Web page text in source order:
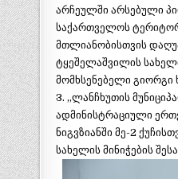
არჩეულში არსებული
საქართველოს
მთლიანობისთვის
ტყეშელაშვილის
მომხსენებელი გიორგი
3. „ლანჩხუთის
ადმინისტრაციული
ნიგვზიანში მე-2
სახელის მინიჭების